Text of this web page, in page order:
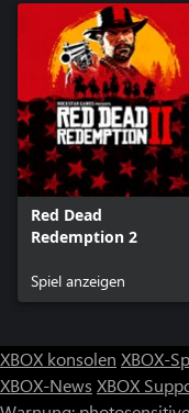
Red Dead
Redemption 2
Spiel anzeigen
XBOX konsolen XBOX-
XBOX-News XBOX